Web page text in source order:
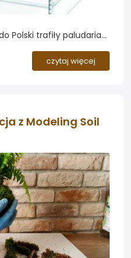
Polski trafiły paludaria
nowego rodzaju
czytaj więcej
z Modeling Soil